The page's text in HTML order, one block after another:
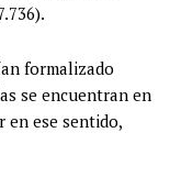
formalizado
se encuentran en
en ese sentido,